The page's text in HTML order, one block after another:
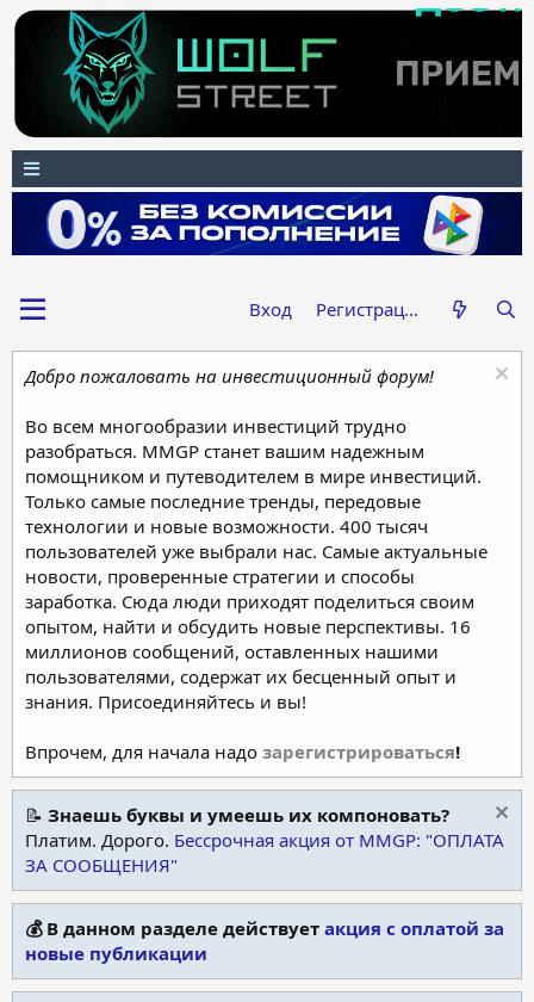
Вход Регистрация
Добро пожаловать на инвестиционный форум!
Во всем многообразии инвестиций трудно
разобраться. MMGP станет вашим надежным
помощником и путеводителем в мире инвестиций.
Только самые последние тренды, передовые
технологии и новые возможности. 400 тысяч
пользователей уже выбрали нас. Самые актуальные
новости, проверенные стратегии и способы
заработка. Сюда люди приходят поделиться своим
опытом, найти и обсудить новые перспективы. 16
миллионов сообщений, оставленных нашими
пользователями, содержат их бесценный опыт и
знания. Присоединяйтесь и вы!
Впрочем, для начала надо зарегистрироваться!
📝 Знаешь буквы и умеешь их компоновать?
Платим. Дорого. Бессрочная акция от MMGP: "ОПЛАТА
ЗА СООБЩЕНИЯ"
💰 В данном разделе действует акция с оплатой за
новые публикации